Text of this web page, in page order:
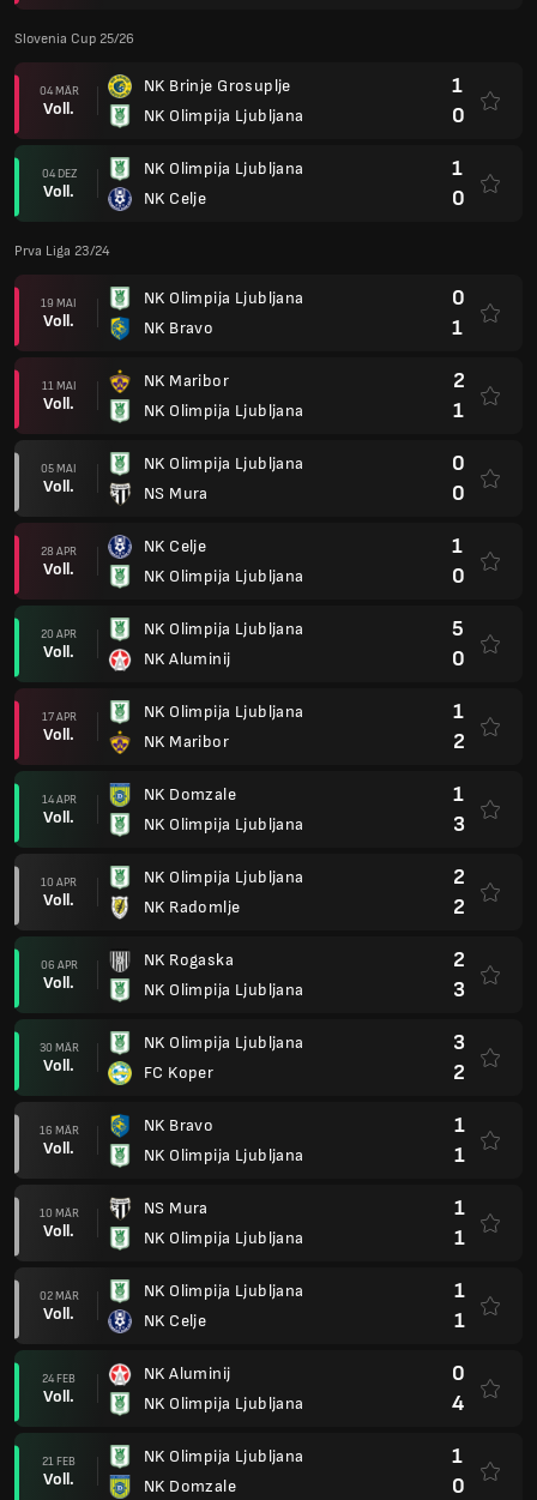
Slovenia Cup 25/26
04 MÄR
Voll.
NK Brinje Grosuplje
NK Olimpija Ljubljana
1
0
04 DEZ
Voll.
NK Olimpija Ljubljana
NK Celje
1
0
Prva Liga 23/24
19 MAI
Voll.
NK Olimpija Ljubljana
NK Bravo
0
1
11 MAI
Voll.
NK Maribor
NK Olimpija Ljubljana
2
1
05 MAI
Voll.
NK Olimpija Ljubljana
NS Mura
0
0
28 APR
Voll.
NK Celje
NK Olimpija Ljubljana
1
0
20 APR
Voll.
NK Olimpija Ljubljana
NK Aluminij
5
0
17 APR
Voll.
NK Olimpija Ljubljana
NK Maribor
1
2
14 APR
Voll.
NK Domzale
NK Olimpija Ljubljana
1
3
10 APR
Voll.
NK Olimpija Ljubljana
NK Radomlje
2
2
06 APR
Voll.
NK Rogaska
NK Olimpija Ljubljana
2
3
30 MÄR
Voll.
NK Olimpija Ljubljana
FC Koper
3
2
16 MÄR
Voll.
NK Bravo
NK Olimpija Ljubljana
1
1
10 MÄR
Voll.
NS Mura
NK Olimpija Ljubljana
1
1
02 MÄR
Voll.
NK Olimpija Ljubljana
NK Celje
1
1
24 FEB
Voll.
NK Aluminij
NK Olimpija Ljubljana
0
4
21 FEB
Voll.
NK Olimpija Ljubljana
NK Domzale
1
0